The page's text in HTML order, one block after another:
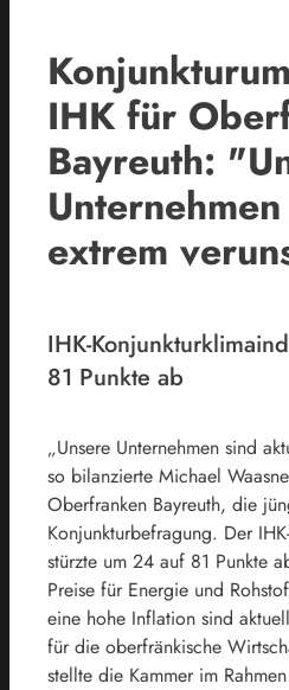
IHK für
Bayreuth:
extrem
IHK-
81 Punkte ab
„Unsere Unternehmen sind
so bilanzierte Michael
Oberfranken Bayreuth, die
Konjunkturbefragung. Der
stürzte um 24 auf 81 Punkte
Preise für Energie und
eine hohe Inflation sind
für die oberfränkische
stellte die Kammer im